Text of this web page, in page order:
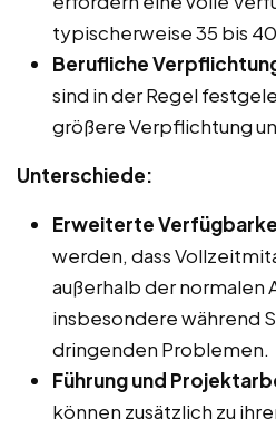
typischerweise 35 bis
Berufliche
sind in der Regel
größere Verpflichtung
Unterschiede:
Erweiterte
werden, dass
außerhalb der
insbesondere während
dringenden Problemen.
Führung und
können zusätzlich zu